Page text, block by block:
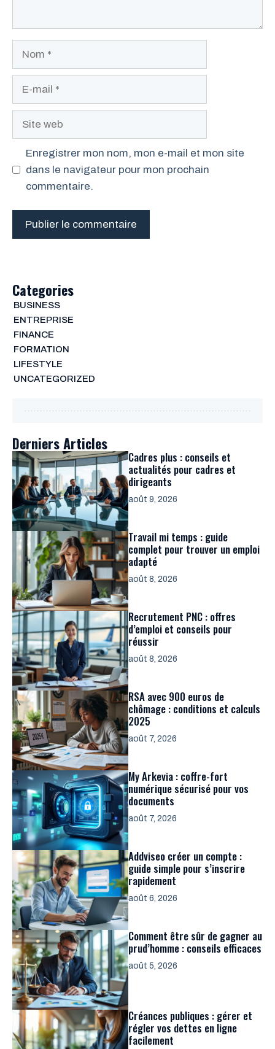
Site
Enregistrer mon nom, mon e-mail et mon site
dans le navigateur pour mon prochain
commentaire.
Categories
BUSINESS
ENTREPRISE
FINANCE
FORMATION
LIFESTYLE
UNCATEGORIZED
Derniers Articles
Cadres plus : conseils et
actualités pour cadres et
dirigeants
août 9, 2026
Travail mi temps : guide
complet pour trouver un emploi
adapté
août 8, 2026
Recrutement PNC : offres
d’emploi et conseils pour
réussir
août 8, 2026
RSA avec 900 euros de
chômage : conditions et calculs
2025
août 7, 2026
My Arkevia : coffre-fort
numérique sécurisé pour vos
documents
août 7, 2026
Addviseo créer un compte :
guide simple pour s’inscrire
rapidement
août 6, 2026
Comment être sûr de gagner au
prud’homme : conseils efficaces
août 5, 2026
Créances publiques : gérer et
régler vos dettes en ligne
facilement